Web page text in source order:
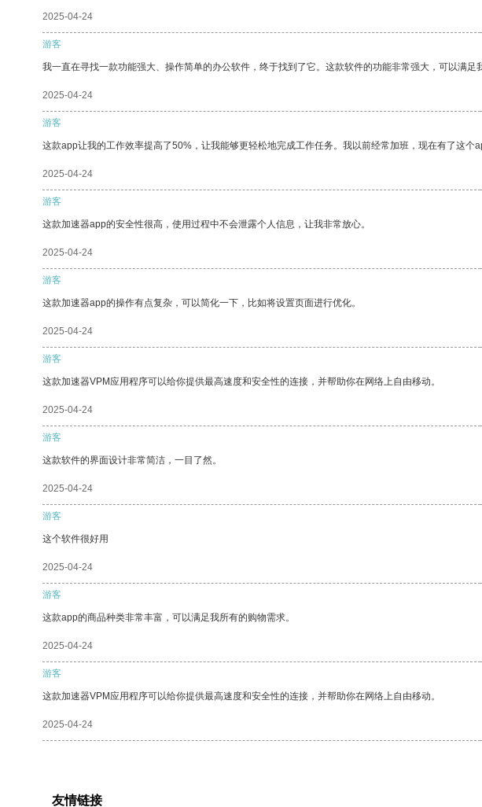
2025-04-24
游客
我一直在寻找一款功能强大、操作简单的办公软件，终于找到了它。这款软件的功能非常强大，可以满足
2025-04-24
游客
这款app让我的工作效率提高了50%，让我能够更轻松地完成工作任务。我以前经常加班，现在有了这个
2025-04-24
游客
这款加速器app的安全性很高，使用过程中不会泄露个人信息，让我非常放心。
2025-04-24
游客
这款加速器app的操作有点复杂，可以简化一下，比如将设置页面进行优化。
2025-04-24
游客
这款加速器VPM应用程序可以给你提供最高速度和安全性的连接，并帮助你在网络上自由移动。
2025-04-24
游客
这款软件的界面设计非常简洁，一目了然。
2025-04-24
游客
这个软件很好用
2025-04-24
游客
这款app的商品种类非常丰富，可以满足我所有的购物需求。
2025-04-24
游客
这款加速器VPM应用程序可以给你提供最高速度和安全性的连接，并帮助你在网络上自由移动。
2025-04-24
友情链接